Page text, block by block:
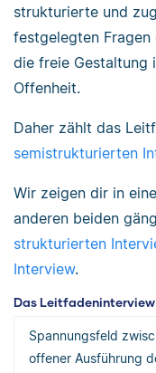
strukturierte und
festgelegten
die freie Gestaltung
Offenheit.
Daher zählt das
semistrukturierten
Wir zeigen dir in
anderen beiden
strukturierten
Interview.
Das
Spannungsfeld
offener Ausführung